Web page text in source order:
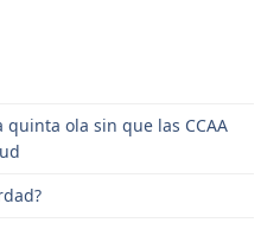
ola sin que las CCAA